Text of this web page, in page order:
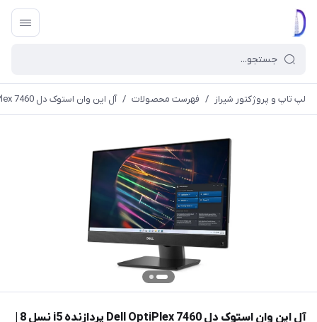
لپ تاپ و پروژکتور شیراز / فهرست محصولات / آل این وان استوک دل Dell OptiPlex 7460 پردازنده i5 نسل 8 | حافظه SSD 256 | رم 8 گیگ تاچ فول اچ دی